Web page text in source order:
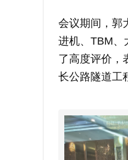
会议期间，郭
进机、TBM、
了高度评价，
长公路隧道工